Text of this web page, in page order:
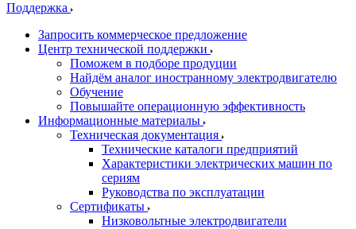
Поддержка
Запросить коммерческое предложение
Центр технической поддержки
Поможем в подборе продуции
Найдём аналог иностранному электродвигателю
Обучение
Повышайте операционную эффективность
Информационные материалы
Техническая документация
Технические каталоги предприятий
Характеристики электрических машин по
сериям
Руководства по эксплуатации
Сертификаты
Низковольтные электродвигатели